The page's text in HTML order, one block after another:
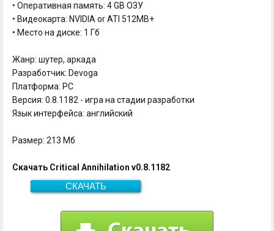
• Оперативная память: 4 GB ОЗУ
• Видеокарта: NVIDIA or ATI 512MB+
• Место на диске: 1 Гб
Жанр: шутер, аркада
Разработчик: Devoga
Платформа: PC
Версия: 0.8.1182 - игра на стадии разработки
Язык интерфейса: английский
Размер: 213 Мб
Скачать Critical Annihilation v0.8.1182
СКАЧАТЬ
213 Мб
Скачать